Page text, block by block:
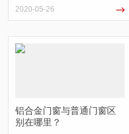
2020-05-26
铝合金门窗与普通门窗区
别在哪里？